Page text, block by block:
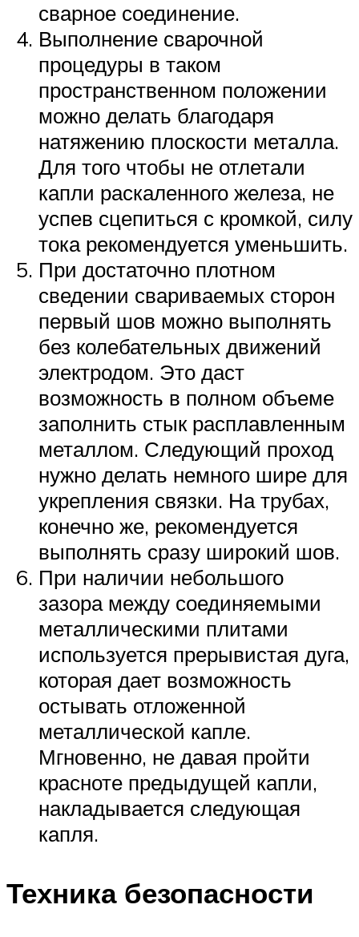
сварное соединение.
Выполнение сварочной
процедуры в таком
пространственном положении
можно делать благодаря
натяжению плоскости металла.
Для того чтобы не отлетали
капли раскаленного железа, не
успев сцепиться с кромкой, силу
тока рекомендуется уменьшить.
При достаточно плотном
сведении свариваемых сторон
первый шов можно выполнять
без колебательных движений
электродом. Это даст
возможность в полном объеме
заполнить стык расплавленным
металлом. Следующий проход
нужно делать немного шире для
укрепления связки. На трубах,
конечно же, рекомендуется
выполнять сразу широкий шов.
При наличии небольшого
зазора между соединяемыми
металлическими плитами
используется прерывистая дуга,
которая дает возможность
остывать отложенной
металлической капле.
Мгновенно, не давая пройти
красноте предыдущей капли,
накладывается следующая
капля.
Техника безопасности